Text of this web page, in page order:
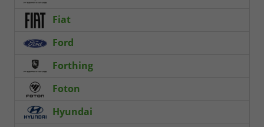
Fiat
Ford
Forthing
Foton
Hyundai